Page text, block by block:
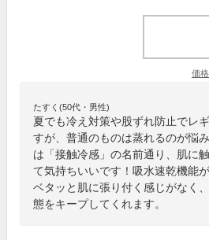
価
たすく(50代・男性)
夏でも冷え対策や股ずれ防止でレ
すが、普通のものは蒸れるのが悩
は「接触冷感」の名前通り、肌に
て気持ちいいです！吸水速乾機能
ベタッと肌に張り付く感じがなく
態をキープしてくれます。